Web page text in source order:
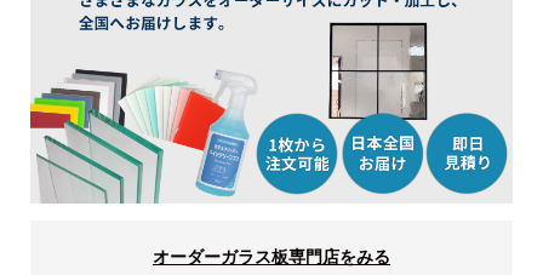
オーダーガラス板専門店をみる